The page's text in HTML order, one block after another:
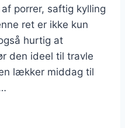
porrer, saftig kylling
ret er ikke kun
hurtig at
den ideel til travle
lækker middag til